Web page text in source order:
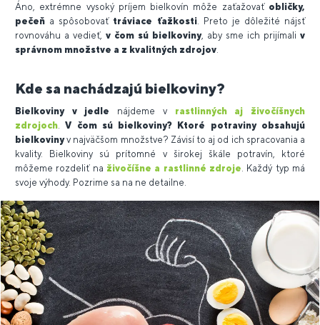
Áno, extrémne vysoký príjem bielkovín môže zaťažovať obličky,
pečeň a spôsobovať tráviace ťažkosti. Preto je dôležité nájsť
rovnováhu a vedieť, v čom sú bielkoviny, aby sme ich prijímali v
správnom množstve a z kvalitných zdrojov
Kde sa nachádzajú bielkoviny?
Bielkoviny v jedle nájdeme v rastlinných aj živočíšnych
zdrojoch .V čom sú bielkoviny?
Ktoré potraviny obsahujú
bielkovinyv najväčšom množstve? Závisí to aj od ich spracovania a
kvality. Bielkoviny sú prítomné v širokej škále potravín, ktoré
môžeme rozdeliť na živočíšne a rastlinné zdroje . Každý typ má
svoje výhody. Pozrime sa na ne detailne.